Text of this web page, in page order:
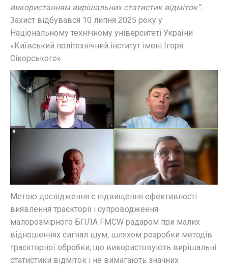
використанням вирішальних статистик відміток”.
Захист відбувався 10 липня 2025 року у
Національному технічному університеті України
«Київський політехнічний інститут імені Ігоря
Сікорського».
Метою дослідження є підвищення ефективності
виявлення траєкторії і супроводження
малорозмірного БПЛА FMCW радаром при малих
відношеннях сигнал шум, шляхом розробки методів
траєкторної обробки, що використовують вирішальні
статистики відміток і не вимагають значних